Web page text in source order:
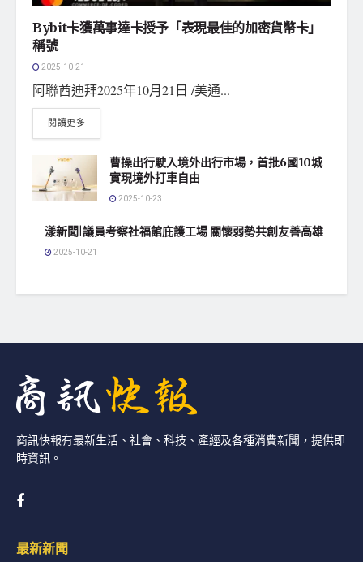
Bybit卡獲萬事達卡授予「表現最佳的加密貨幣卡」
稱號
2025-10-21
阿聯酋迪拜2025年10月21日 /美通...
閱讀更多
曹操出行駛入境外出行市場，首批6國10城
實現境外打車自由
2025-10-23
漾新聞|議員考察社福館庇護工場 關懷弱勢共創友善高雄
2025-10-21
商訊快報有最新生活、社會、科技、產經及各種消費新聞，提供即
時資訊。
最新新聞